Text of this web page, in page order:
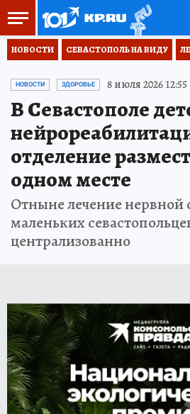
НОВОСТИ СЕВАСТОПОЛЬ НА ВИДУ
НОВОСТИ ЗДОРОВЬЕ 8 июля 2026 12:55
В Севастополе
отделение
одном месте
Отныне лечение нервной
маленьких
централизованно